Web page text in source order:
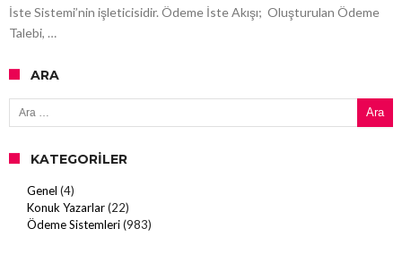
İste Sistemi’nin işleticisidir. Ödeme İste Akışı; Oluşturulan Ödeme
Talebi, …
ARA
Arama:
KATEGORILER
Genel (4)
Konuk Yazarlar(22)
Ödeme Sistemleri(983)